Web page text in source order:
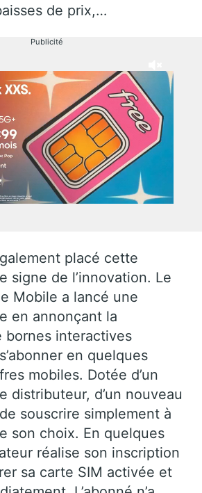
de prix,…
Publicité
placé cette
signe de l’innovation. Le
Mobile a lancé une
en annonçant la
bornes interactives
en quelques
mobiles. Dotée d’un
distributeur, d’un nouveau
souscrire simplement à
son choix. En quelques
réalise son inscription
sa carte SIM activée et